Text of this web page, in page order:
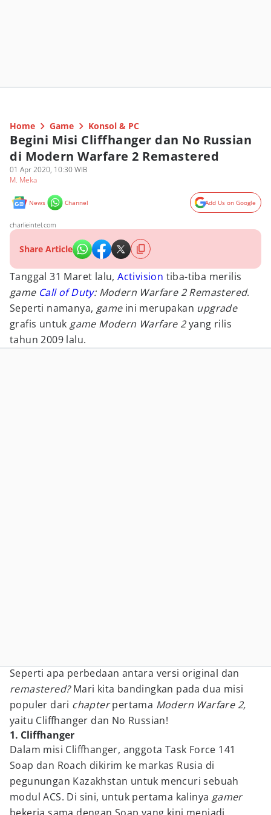
Home Game Konsol & PC
Begini Misi Cliffhanger dan No Russian
di Modern Warfare 2 Remastered
01 Apr 2020, 10:30 WIB
M. Meka
News Channel Add Us on Google
charlieintel.com
Share Article
Tanggal 31 Maret lalu,Activision tiba-tiba merilis
game Call of Duty: Modern Warfare 2 Remastered.
Seperti namanya, gameini merupakan upgrade
grafis untuk game Modern Warfare 2yang rilis
tahun 2009 lalu.
Seperti apa perbedaan antara versi original dan
remastered?Mari kita bandingkan pada dua misi
populer dari chapterpertama Modern Warfare 2,
yaitu Cliffhanger dan No Russian!
1. Cliffhanger
Dalam misi Cliffhanger, anggota Task Force 141
Soap dan Roach dikirim ke markas Rusia di
pegunungan Kazakhstan untuk mencuri sebuah
modul ACS. Di sini, untuk pertama kalinya gamer